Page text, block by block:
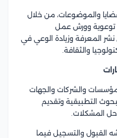
والموضوعات، من خلال
توعوية وورش عمل
المعرفة وزيادة الوعي في
والثقافة.
والشركات والجهات
التطبيقية وتقديم
المشكلات.
القبول والتسجيل فيما